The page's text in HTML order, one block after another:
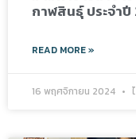
กาฬสินธุ์ ประจำปี
READ MORE »
16 พฤศจิกายน 2024